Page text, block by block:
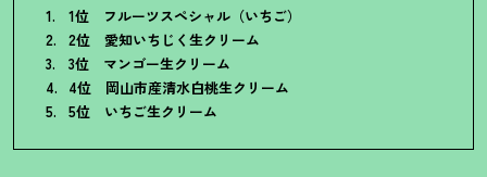
1位 フルーツスペシャル（いちご）
2位 愛知いちじく生クリーム
3位 マンゴー生クリーム
4位 岡山市産清水白桃生クリーム
5位 いちご生クリーム